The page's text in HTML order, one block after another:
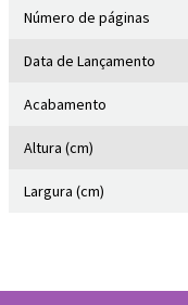
Número de páginas
Data de Lançamento
Acabamento
Altura (cm)
Largura (cm)